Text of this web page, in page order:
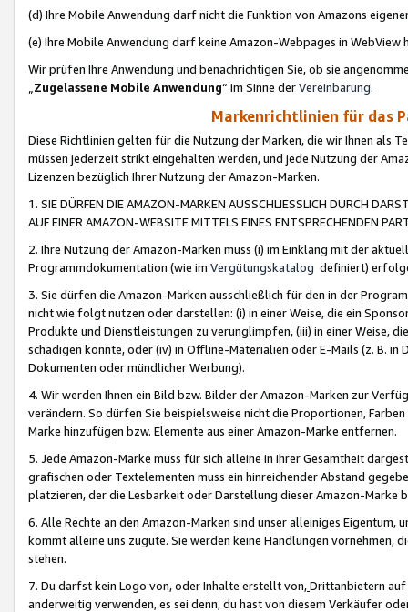
(d) Ihre Mobile Anwendung darf nicht die Funktion von Amazons
(e) Ihre Mobile Anwendung darf keine Amazon-Webpages in WebView
Wir prüfen Ihre Anwendung und benachrichtigen Sie, ob sie
„Zugelassene Mobile Anwendung“ im Sinne derVereinbarung.
Markenrichtlinien für das
Diese Richtlinien gelten für die Nutzung der Marken, die wir Ihnen als
müssen jederzeit strikt eingehalten werden, und jede Nutzung der
Lizenzen bezüglich Ihrer Nutzung der Amazon-Marken.
1. SIE DÜRFEN DIE AMAZON-MARKEN AUSSCHLIESSLICH DURCH
AUF EINER AMAZON-WEBSITE MITTELS EINES ENTSPRECHENDEN
2. Ihre Nutzung der Amazon-Marken muss (i) im Einklang mit der
Programmdokumentation (wie im Vergütungskatalog definiert)
3. Sie dürfen die Amazon-Marken ausschließlich für den in der
nicht wie folgt nutzen oder darstellen: (i) in einer Weise, die ein
Produkte und Dienstleistungen zu verunglimpfen, (iii) in einer Weise,
schädigen könnte, oder (iv) in Offline-Materialien oder E-Mails (z. B. in
Dokumenten oder mündlicher Werbung).
4. Wir werden Ihnen ein Bild bzw. Bilder der Amazon-Marken zur
verändern. So dürfen Sie beispielsweise nicht die Proportionen,
Marke hinzufügen bzw. Elemente aus einer Amazon-Marke entfernen.
5. Jede Amazon-Marke muss für sich alleine in ihrer Gesamtheit
grafischen oder Textelementen muss ein hinreichender Abstand
platzieren, der die Lesbarkeit oder Darstellung dieser Amazon-Marke
6. Alle Rechte an den Amazon-Marken sind unser alleiniges
kommt alleine uns zugute. Sie werden keine Handlungen vornehmen,
stehen.
7. Du darfst kein Logo von, oder Inhalte erstellt von,Drittanbietern auf
anderweitig verwenden, es sei denn, du hast von diesem Verkäufer